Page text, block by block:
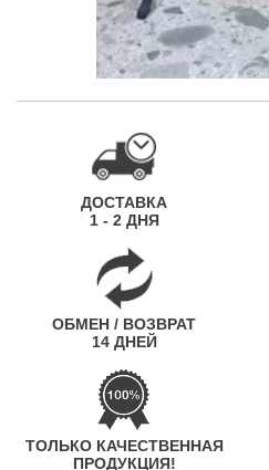
ДОСТАВКА
1 - 2 ДНЯ
ОБМЕН / ВОЗВРАТ
14 ДНЕЙ
ТОЛЬКО КАЧЕСТВЕННАЯ
ПРОДУКЦИЯ!